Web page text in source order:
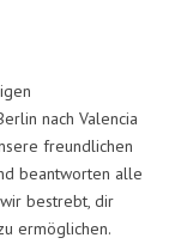
nach Valencia
freundlichen
beantworten alle
bestrebt, dir
ermöglichen.